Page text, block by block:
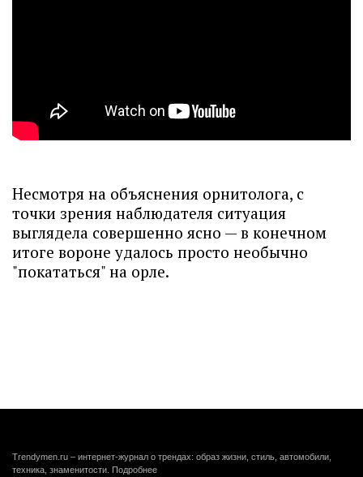
Несмотря на объяснения орнитолога, с
точки зрения наблюдателя ситуация
выглядела совершенно ясно — в конечном
итоге вороне удалось просто необычно
"покататься" на орле.
Trendymen.ru – интернет-журнал о трендах: образ жизни, стиль, автомобили,
техника, знаменитости. Подробнее